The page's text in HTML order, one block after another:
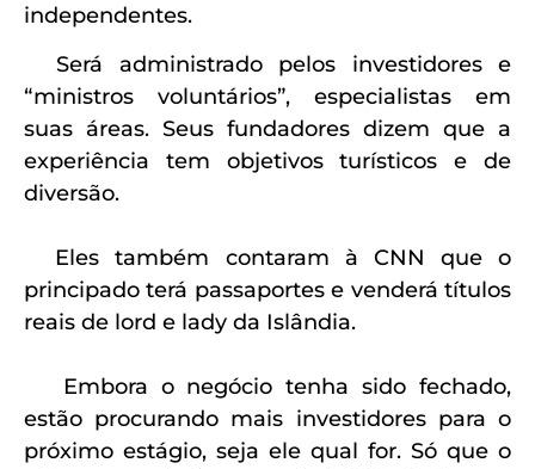
independentes.
Será administrado pelos investidores e
“ministros voluntários”, especialistas em
suas áreas. Seus fundadores dizem que a
experiência tem objetivos turísticos e de
diversão.
Eles também contaram à CNN que o
principado terá passaportes e venderá títulos
reais de lord e lady da Islândia.
Embora o negócio tenha sido fechado,
estão procurando mais investidores para o
próximo estágio, seja ele qual for. Só que o